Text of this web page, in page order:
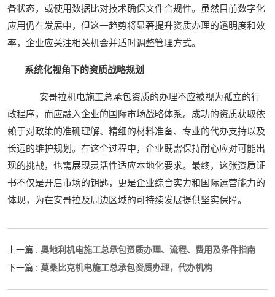
备状态，或使用数据比对技术确保文件合规性。虽然目前数字化
应用仍在发展中，但这一趋势将显著提升资质办理的透明度和效
率，企业应关注相关机会并适时调整管理方式。
系统化视角下的资质战略规划
安哥拉机电施工总承包资质的办理不应被视为孤立的行
政程序，而应融入企业的国际市场战略体系。成功的资质获取依
赖于对政策的准确理解、精细的材料准备、专业的代办支持以及
长远的维护规划。在这个过程中，企业既需保持耐心应对可能出
现的挑战，也需展现灵活性适应本地化要求。最终，这张资质证
书不仅是开启市场的钥匙，更是企业综合实力和国际运营能力的
体现，为在安哥拉及周边区域的可持续发展提供坚实保障。
上一篇 : 奥地利机电施工总承包资质办理、流程、费用及条件指南
下一篇 : 莫桑比克机电施工总承包资质办理，代办机构